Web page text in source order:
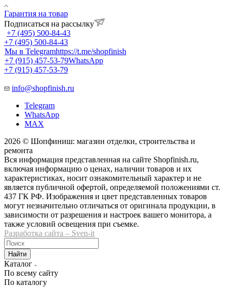
Гарантия на товар
Подписаться на рассылку
+7 (495) 500-84-43
+7 (495) 500-84-43
Мы в Telegramhttps://t.me/shopfinish
+7 (915) 457-53-79WhatsApp
+7 (915) 457-53-79
info@shopfinish.ru
Telegram
WhatsApp
MAX
2026 © Шопфиниш: магазин отделки, строительства и
ремонта
Вся информация представленная на сайте Shopfinish.ru,
включая информацию о ценах, наличии товаров и их
характеристиках, носит ознакомительный характер и не
является публичной офертой, определяемой положениями ст.
437 ГК РФ. Изображения и цвет представленных товаров
могут незначительно отличаться от оригинала продукции, в
зависимости от разрешения и настроек вашего монитора, а
также условий освещения при съемке.
Разработка сайта – Sven-it
Найти
Каталог
По всему сайту
По каталогу